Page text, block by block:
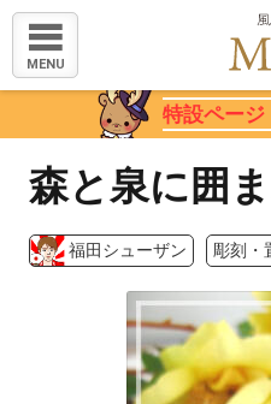
MENU
特設ページ
森と泉に囲
福田シューザン 彫刻・